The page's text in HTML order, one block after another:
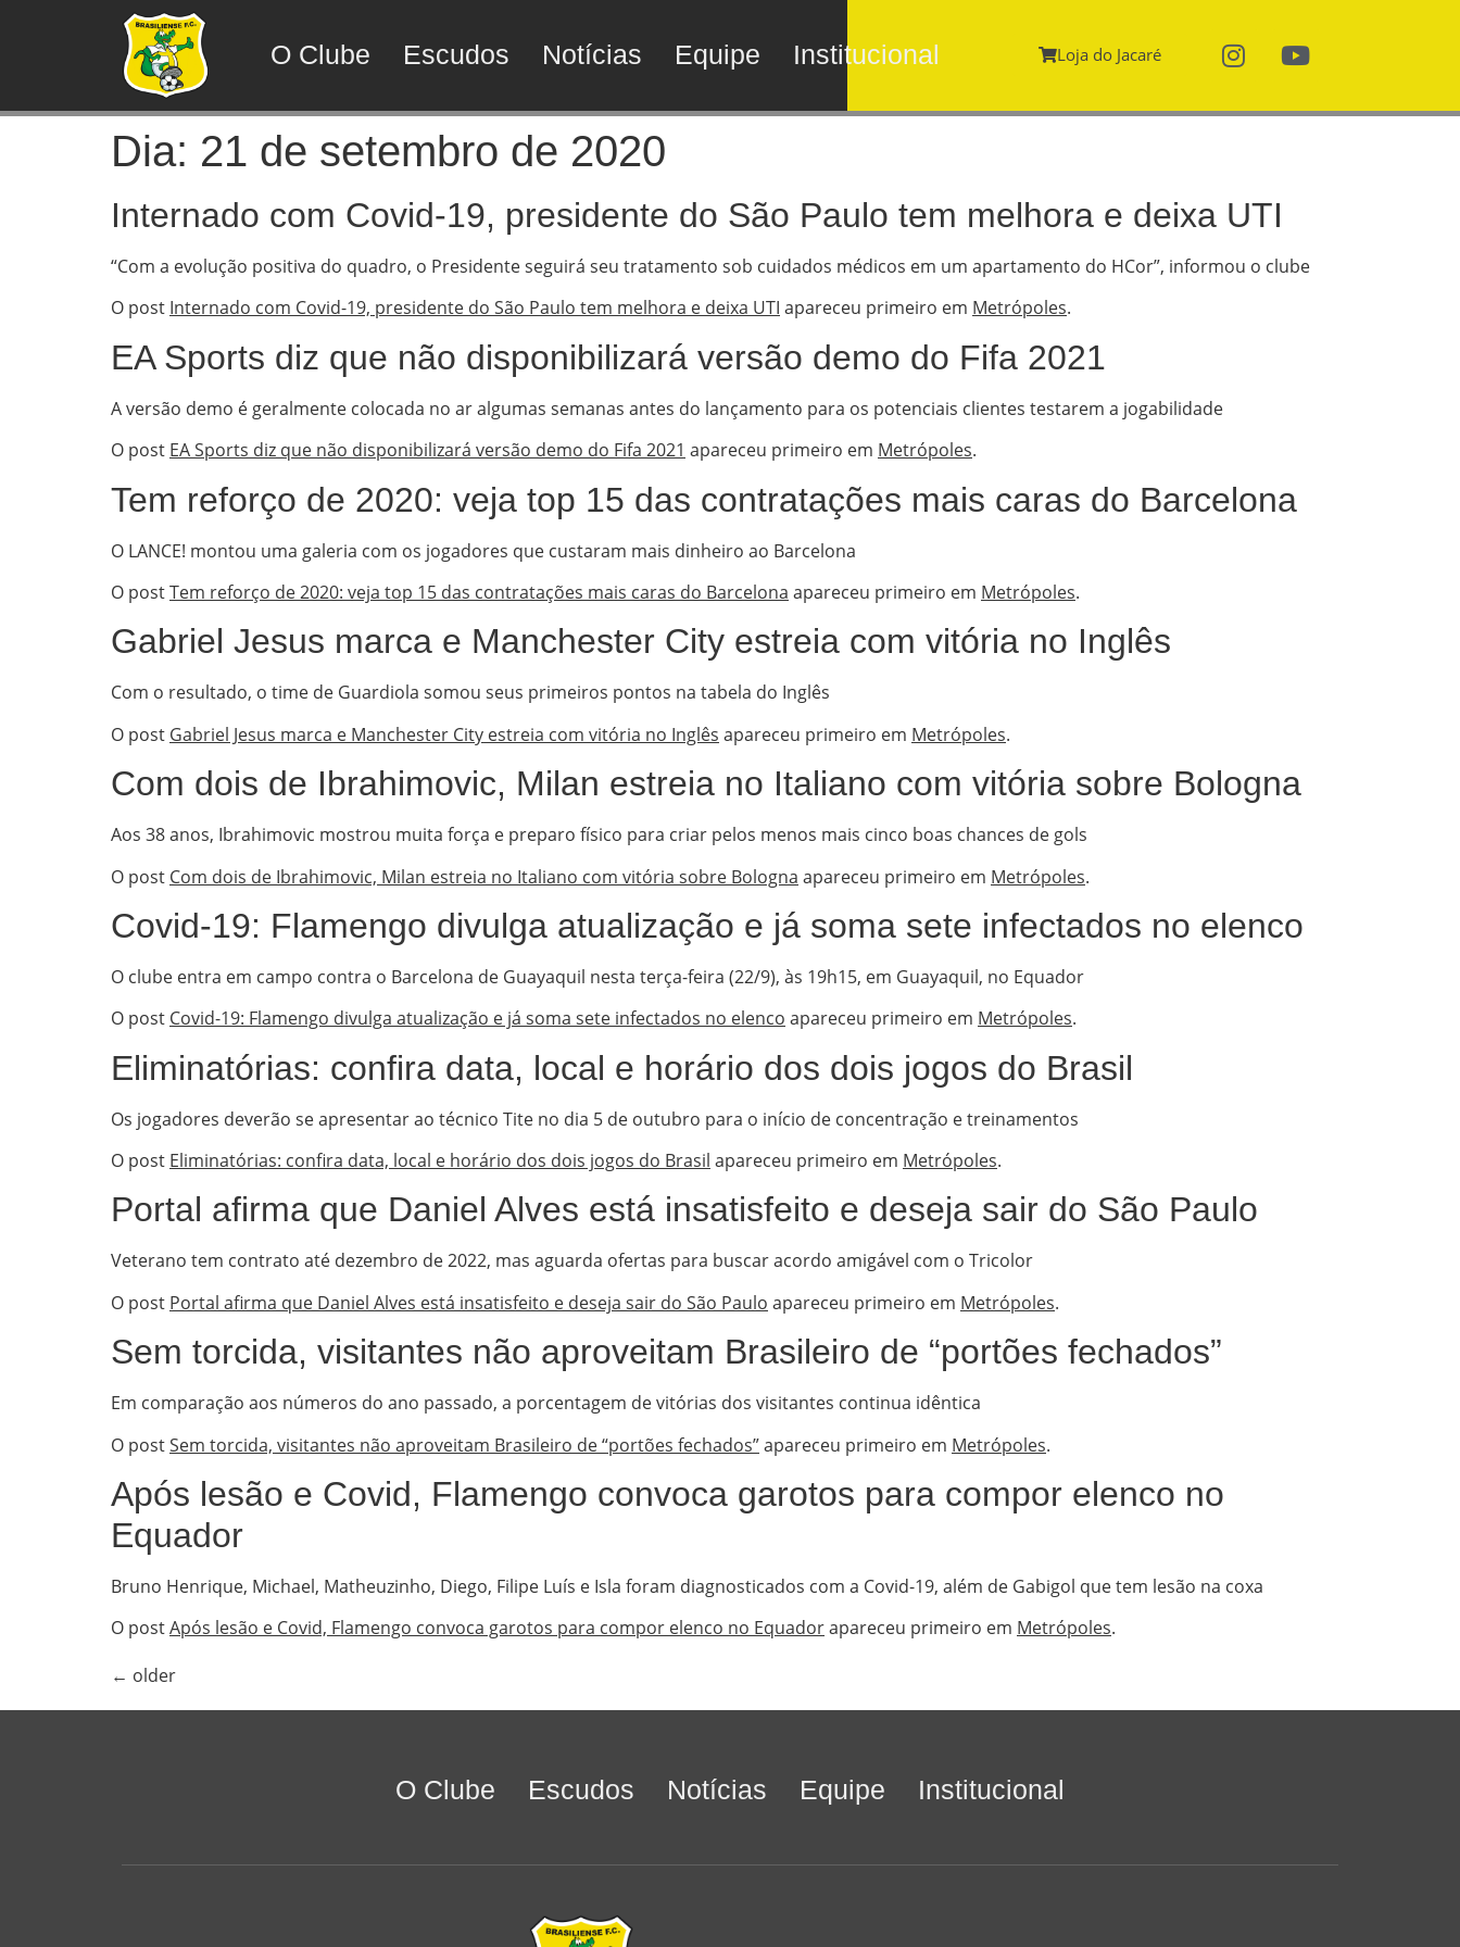
O Clube Escudos Notícias Equipe Institucional Loja do Jacaré
Dia: 21 de setembro de 2020
Internado com Covid-19, presidente do São Paulo tem melhora e deixa UTI
“Com a evolução positiva do quadro, o Presidente seguirá seu tratamento sob cuidados médicos em um apartamento do HCor”, informou o clube
O post Internado com Covid-19, presidente do São Paulo tem melhora e deixa UTI apareceu primeiro em Metrópoles.
EA Sports diz que não disponibilizará versão demo do Fifa 2021
A versão demo é geralmente colocada no ar algumas semanas antes do lançamento para os potenciais clientes testarem a jogabilidade
O post EA Sports diz que não disponibilizará versão demo do Fifa 2021 apareceu primeiro em Metrópoles.
Tem reforço de 2020: veja top 15 das contratações mais caras do Barcelona
O LANCE! montou uma galeria com os jogadores que custaram mais dinheiro ao Barcelona
O postTem reforço de 2020: veja top 15 das contratações mais caras do Barcelona apareceu primeiro em Metrópoles.
Gabriel Jesus marca e Manchester City estreia com vitória no Inglês
Com o resultado, o time de Guardiola somou seus primeiros pontos na tabela do Inglês
O post Gabriel Jesus marca e Manchester City estreia com vitória no Inglês apareceu primeiro em Metrópoles.
Com dois de Ibrahimovic, Milan estreia no Italiano com vitória sobre Bologna
Aos 38 anos, Ibrahimovic mostrou muita força e preparo físico para criar pelos menos mais cinco boas chances de gols
O post Com dois de Ibrahimovic, Milan estreia no Italiano com vitória sobre Bologna apareceu primeiro em Metrópoles.
Covid-19: Flamengo divulga atualização e já soma sete infectados no elenco
O clube entra em campo contra o Barcelona de Guayaquil nesta terça-feira (22/9), às 19h15, em Guayaquil, no Equador
O post Covid-19: Flamengo divulga atualização e já soma sete infectados no elenco apareceu primeiro em Metrópoles.
Eliminatórias: confira data, local e horário dos dois jogos do Brasil
Os jogadores deverão se apresentar ao técnico Tite no dia 5 de outubro para o início de concentração e treinamentos
O post Eliminatórias: confira data, local e horário dos dois jogos do Brasil apareceu primeiro em Metrópoles.
Portal afirma que Daniel Alves está insatisfeito e deseja sair do São Paulo
Veterano tem contrato até dezembro de 2022, mas aguarda ofertas para buscar acordo amigável com o Tricolor
O post Portal afirma que Daniel Alves está insatisfeito e deseja sair do São Paulo apareceu primeiro em Metrópoles.
Sem torcida, visitantes não aproveitam Brasileiro de “portões fechados”
Em comparação aos números do ano passado, a porcentagem de vitórias dos visitantes continua idêntica
O postSem torcida, visitantes não aproveitam Brasileiro de “portões fechados”apareceu primeiro em Metrópoles.
Após lesão e Covid, Flamengo convoca garotos para compor elenco no
Equador
Bruno Henrique, Michael, Matheuzinho, Diego, Filipe Luís e Isla foram diagnosticados com a Covid-19, além de Gabigol que tem lesão na coxa
O postApós lesão e Covid, Flamengo convoca garotos para compor elenco no Equadorapareceu primeiro em Metrópoles.
← older
O Clube Escudos Notícias Equipe Institucional